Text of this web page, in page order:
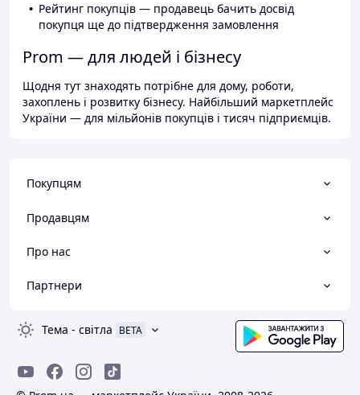
Рейтинг покупців — продавець бачить досвід
покупця ще до підтвердження замовлення
Prom — для людей і бізнесу
Щодня тут знаходять потрібне для дому, роботи,
захоплень і розвитку бізнесу. Найбільший маркетплейс
України — для мільйонів покупців і тисяч підприємців.
Покупцям
Продавцям
Про нас
Партнери
Тема - світла BETA